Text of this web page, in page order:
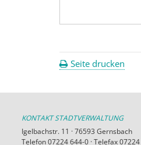
Seite drucken
KONTAKT STADTVERWALTUNG
Igelbachstr. 11 · 76593 Gernsbach
Telefon 07224 644-0 · Telefax